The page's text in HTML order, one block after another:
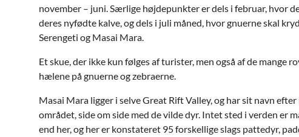
november – juni. Særlige højdepunkter er dels i februar, hvor
deres nyfødte kalve, og dels i juli måned, hvor gnuerne skal
Serengeti og Masai Mara.
Et skue, der ikke kun følges af turister, men også af de mange
hælene på gnuerne og zebraerne.
Masai Mara ligger i selve Great Rift Valley, og har sit navn
området, side om side med de vilde dyr. Intet sted i verden er
end her, og her er konstateret 95 forskellige slags pattedyr,